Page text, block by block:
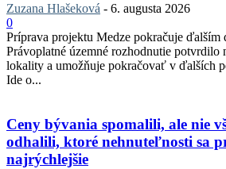
Zuzana Hlašeková - 6. augusta 2026
0
Príprava projektu Medze pokračuje ďalším
Právoplatné územné rozhodnutie potvrdilo
lokality a umožňuje pokračovať v ďalších
Ide o...
Ceny bývania spomalili, ale nie
odhalili, ktoré nehnuteľnosti sa
najrýchlejšie